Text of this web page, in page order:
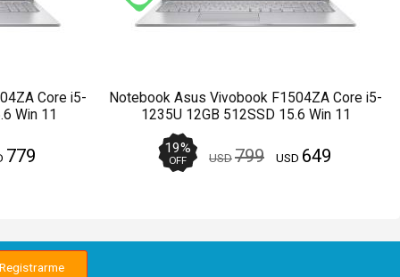
y Pagos)
Core i5-
Win 11
779
Envío gratis (Ver Envíos y Pagos)
Notebook Asus Vivobook F1504ZA Core i5-
1235U 12GB 512SSD 15.6 Win 11
19%
OFF USD799 USD 649